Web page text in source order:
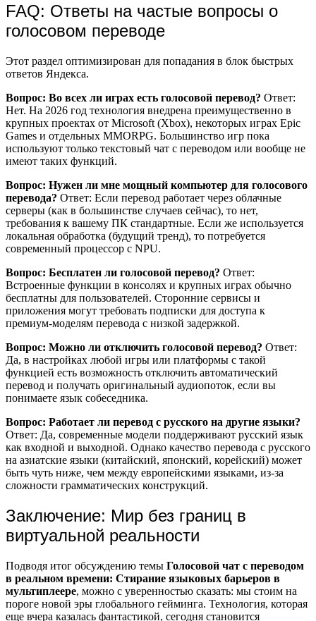
FAQ: Ответы на частые вопросы о
голосовом переводе
Этот раздел оптимизирован для попадания в блок быстрых
ответов Яндекса.
Вопрос: Во всех ли играх есть голосовой перевод? Ответ:
Нет. На 2026 год технология внедрена преимущественно в
крупных проектах от Microsoft (Xbox), некоторых играх Epic
Games и отдельных MMORPG. Большинство игр пока
используют только текстовый чат с переводом или вообще не
имеют таких функций.
Вопрос: Нужен ли мне мощный компьютер для голосового
перевода? Ответ: Если перевод работает через облачные
серверы (как в большинстве случаев сейчас), то нет,
требования к вашему ПК стандартные. Если же используется
локальная обработка (будущий тренд), то потребуется
современный процессор с NPU.
Вопрос: Бесплатен ли голосовой перевод? Ответ:
Встроенные функции в консолях и крупных играх обычно
бесплатны для пользователей. Сторонние сервисы и
приложения могут требовать подписки для доступа к
премиум-моделям перевода с низкой задержкой.
Вопрос: Можно ли отключить голосовой перевод? Ответ:
Да, в настройках любой игры или платформы с такой
функцией есть возможность отключить автоматический
перевод и получать оригинальный аудиопоток, если вы
понимаете язык собеседника.
Вопрос: Работает ли перевод с русского на другие языки?
Ответ: Да, современные модели поддерживают русский язык
как входной и выходной. Однако качество перевода с русского
на азиатские языки (китайский, японский, корейский) может
быть чуть ниже, чем между европейскими языками, из-за
сложности грамматических конструкций.
Заключение: Мир без границ в
виртуальной реальности
Подводя итог обсуждению темы Голосовой чат с переводом
в реальном времени: Стирание языковых барьеров в
мультиплеере, можно с уверенностью сказать: мы стоим на
пороге новой эры глобального гейминга. Технология, которая
еще вчера казалась фантастикой, сегодня становится